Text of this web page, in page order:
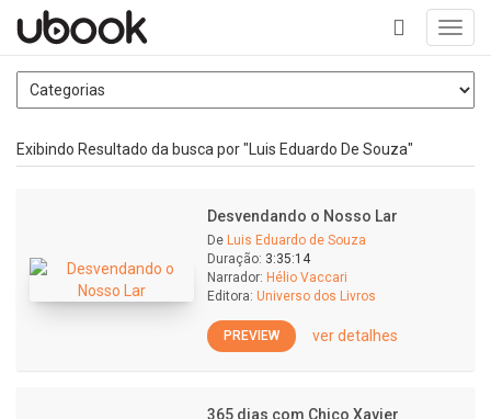
+
Exibindo Resultado da busca por "Luis Eduardo De Souza"
Desvendando o Nosso Lar
De Luis Eduardo de Souza
Duração: 3:35:14
Narrador: Hélio Vaccari
Editora: Universo dos Livros
PREVIEW ver detalhes
365 dias com Chico Xavier